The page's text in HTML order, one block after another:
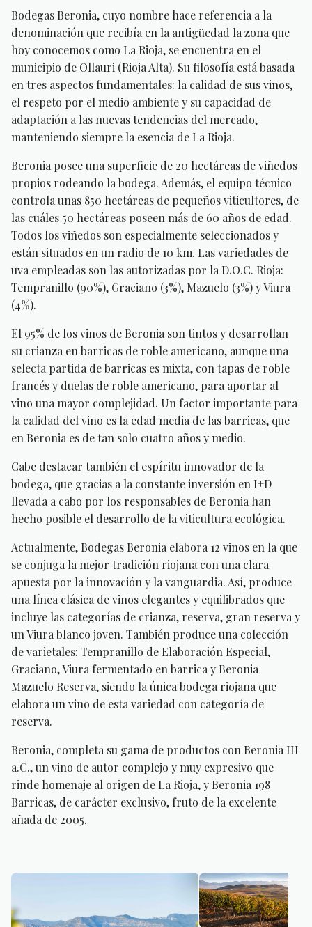
Bodegas Beronia, cuyo nombre hace referencia a la
denominación que recibía en la antigüedad la zona que
hoy conocemos como La Rioja, se encuentra en el
municipio de Ollauri (Rioja Alta). Su filosofía está basada
en tres aspectos fundamentales: la calidad de sus vinos,
el respeto por el medio ambiente y su capacidad de
adaptación a las nuevas tendencias del mercado,
manteniendo siempre la esencia de La Rioja.
Beronia posee una superficie de 20 hectáreas de viñedos
propios rodeando la bodega. Además, el equipo técnico
controla unas 850 hectáreas de pequeños viticultores, de
las cuáles 50 hectáreas poseen más de 60 años de edad.
Todos los viñedos son especialmente seleccionados y
están situados en un radio de 10 km. Las variedades de
uva empleadas son las autorizadas por la D.O.C. Rioja:
Tempranillo (90%), Graciano (3%), Mazuelo (3%) y Viura
(4%).
El 95% de los vinos de Beronia son tintos y desarrollan
su crianza en barricas de roble americano, aunque una
selecta partida de barricas es mixta, con tapas de roble
francés y duelas de roble americano, para aportar al
vino una mayor complejidad. Un factor importante para
la calidad del vino es la edad media de las barricas, que
en Beronia es de tan solo cuatro años y medio.
Cabe destacar también el espíritu innovador de la
bodega, que gracias a la constante inversión en I+D
llevada a cabo por los responsables de Beronia han
hecho posible el desarrollo de la viticultura ecológica.
Actualmente, Bodegas Beronia elabora 12 vinos en la que
se conjuga la mejor tradición riojana con una clara
apuesta por la innovación y la vanguardia. Así, produce
una línea clásica de vinos elegantes y equilibrados que
incluye las categorías de crianza, reserva, gran reserva y
un Viura blanco joven. También produce una colección
de varietales: Tempranillo de Elaboración Especial,
Graciano, Viura fermentado en barrica y Beronia
Mazuelo Reserva, siendo la única bodega riojana que
elabora un vino de esta variedad con categoría de
reserva.
Beronia, completa su gama de productos con Beronia III
a.C., un vino de autor complejo y muy expresivo que
rinde homenaje al origen de La Rioja, y Beronia 198
Barricas, de carácter exclusivo, fruto de la excelente
añada de 2005.